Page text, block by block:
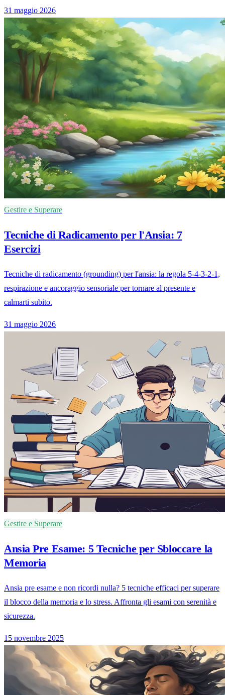
31 maggio 2026
Gestire e Superare
Tecniche di Radicamento per l'Ansia: 7
Esercizi
Tecniche di radicamento (grounding) per l'ansia: la regola 5-4-3-2-1,
respirazione e ancoraggio sensoriale per tornare al presente e
calmarti subito.
31 maggio 2026
Gestire e Superare
Ansia Pre Esame: 5 Tecniche per Sbloccare la
Memoria
Ansia pre esame e non ricordi nulla? 5 tecniche efficaci per superare
il blocco della memoria e lo stress. Affronta gli esami con serenità e
sicurezza.
15 novembre 2025